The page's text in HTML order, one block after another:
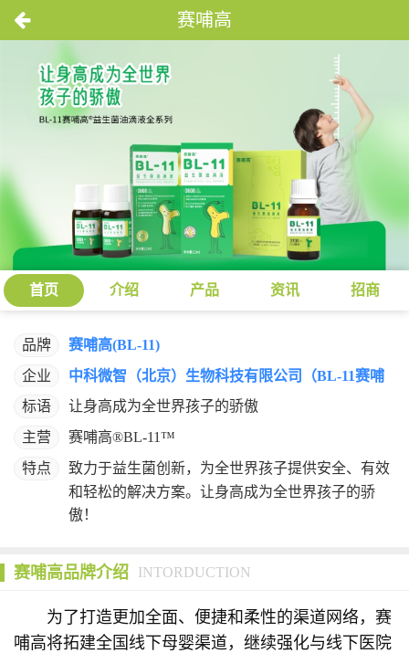
赛哺高
首页 介绍 产品 资讯 招商
品牌
赛哺高(BL-11)
企业
中科微智（北京）生物科技有限公司（BL-11赛哺
高）
标语
让身高成为全世界孩子的骄傲
主营
赛哺高®BL-11™
特点
致力于益生菌创新，为全世界孩子提供安全、有效
和轻松的解决方案。让身高成为全世界孩子的骄
傲！
赛哺高品牌介绍 INTORDUCTION
为了打造更加全面、便捷和柔性的渠道网络，赛
哺高将拓建全国线下母婴渠道，继续强化与线下医院